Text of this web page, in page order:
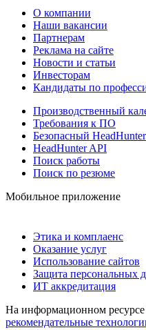
О компании
Наши вакансии
Партнерам
Реклама на сайте
Новости и статьи
Инвесторам
Кандидаты по
Производственный
Требования к ПО
Безопасный HeadHunter
HeadHunter API
Поиск работы
Поиск по резюме
Мобильное приложение
Этика и комплаенс
Оказание услуг
Использование сайтов
Защита персональных
ИТ аккредитация
На информационном ресурсе
рекомендательные